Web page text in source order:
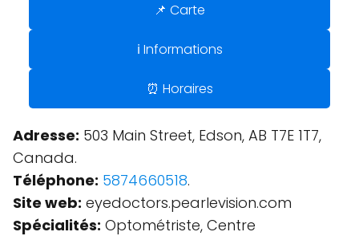
📌 Carte
ℹ️ Informations
⏰ Horaires
Adresse: 503 Main Street, Edson, AB T7E 1T7,
Canada.
Téléphone: 5874660518.
Site web: eyedoctors.pearlevision.com
Spécialités: Optométriste, Centre